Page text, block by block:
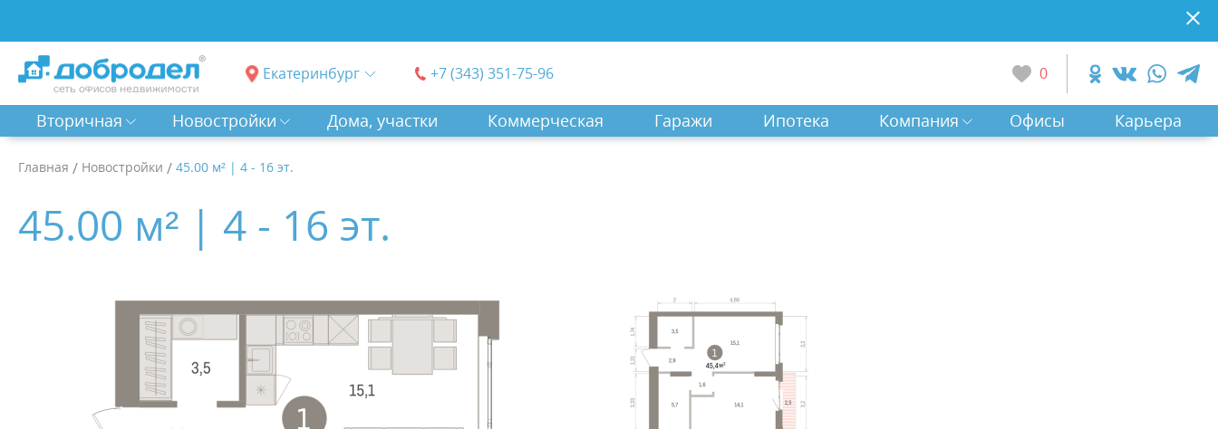
Екатеринбург +7 (343) 351-75-96 0
Вторичная Новостройки Дома, участки Коммерческая Гаражи Ипотека Компания Офисы Карьера
Главная / Новостройки / 45.00 м² | 4 - 16 эт.
45.00 м² | 4 - 16 эт.